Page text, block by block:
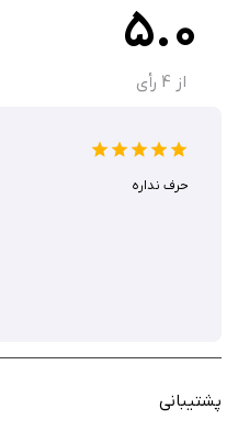
5.0
از 4 رأی
حرف نداره
پشتیبانی